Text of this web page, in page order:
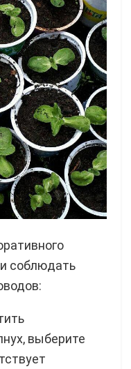
соблюдать
выберите